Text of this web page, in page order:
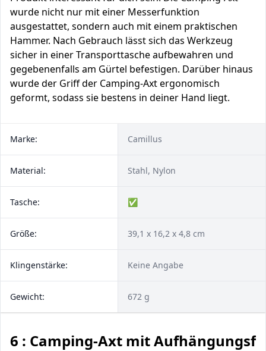
wurde nicht nur mit einer Messerfunktion
ausgestattet, sondern auch mit einem praktischen
Hammer. Nach Gebrauch lässt sich das Werkzeug
sicher in einer Transporttasche aufbewahren und
gegebenenfalls am Gürtel befestigen. Darüber hinaus
wurde der Griff der Camping-Axt ergonomisch
geformt, sodass sie bestens in deiner Hand liegt.
Marke: Camillus
Material: Stahl, Nylon
Tasche: ✅
Größe: 39,1 x 16,2 x 4,8 cm
Klingenstärke: Keine Angabe
Gewicht: 672 g
6 : Camping-Axt mit